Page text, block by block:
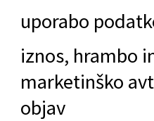
uporabo
iznos, hrambo
marketinško
objav